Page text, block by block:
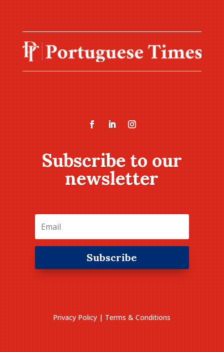
Subscribe to our
newsletter
Subscribe
Privacy Policy | Terms & Conditions